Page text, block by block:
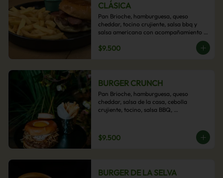
CLÁSICA
Pan Brioche, hamburguesa, queso
cheddar, tocino crujiente, salsa bbq y
salsa americana con acompañamiento
$9.500
BURGER CRUNCH
Pan Brioche, hamburguesa, queso
cheddar, salsa de la casa, cebolla
crujiente, tocino, salsa BBQ,
$9.500
BURGER DE LA SELVA